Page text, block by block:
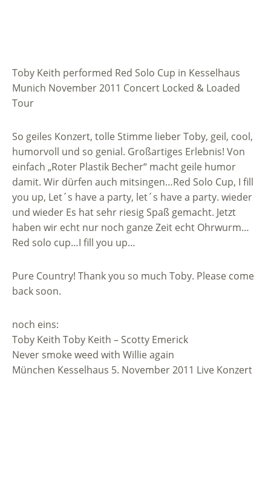
Toby Keith performed Red Solo Cup in Kesselhaus
Munich November 2011 Concert Locked & Loaded
Tour
So geiles Konzert, tolle Stimme lieber Toby, geil, cool,
humorvoll und so genial. Großartiges Erlebnis! Von
einfach „Roter Plastik Becher“ macht geile humor
damit. Wir dürfen auch mitsingen…Red Solo Cup, I fill
you up, Let´s have a party, let´s have a party. wieder
und wieder Es hat sehr riesig Spaß gemacht. Jetzt
haben wir echt nur noch ganze Zeit echt Ohrwurm…
Red solo cup…I fill you up…
Pure Country! Thank you so much Toby. Please come
back soon.
noch eins:
Toby Keith Toby Keith – Scotty Emerick
Never smoke weed with Willie again
München Kesselhaus 5. November 2011 Live Konzert